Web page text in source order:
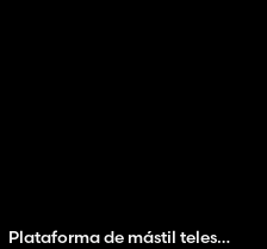
Plataforma de mástil telescópico Mercedes Benz Econic WISS